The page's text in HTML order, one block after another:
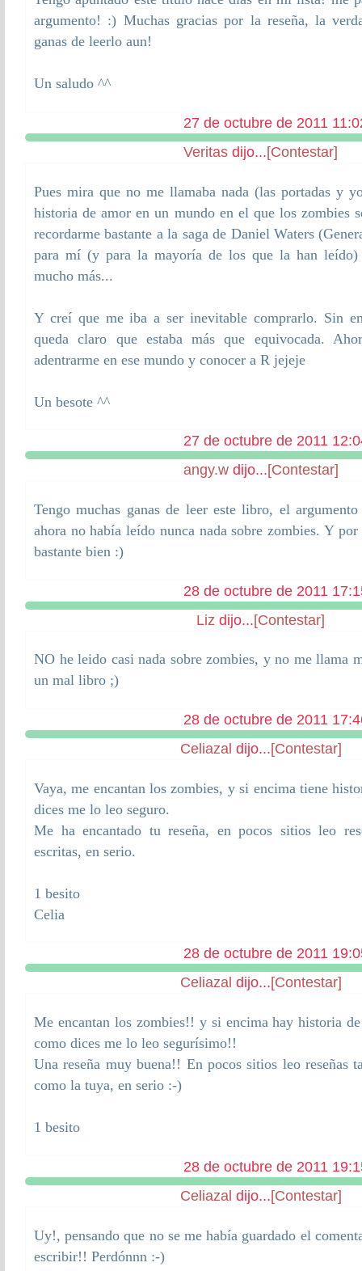
argumento! :) Muchas gracias por la reseña, la
ganas de leerlo aun!
Un saludo ^^
27 de octubre de 2011
Veritas dijo...[Contestar]
Pues mira que no me llamaba nada (las portadas y
historia de amor en un mundo en el que los zombies
recordarme bastante a la saga de Daniel Waters
para mí (y para la mayoría de los que la han leído)
mucho más...
Y creí que me iba a ser inevitable comprarlo. Sin
queda claro que estaba más que equivocada.
adentrarme en ese mundo y conocer a R jejeje
Un besote ^^
27 de octubre de 2011
angy.wdijo...[Contestar]
Tengo muchas ganas de leer este libro, el
ahora no había leído nunca nada sobre zombies. Y
bastante bien :)
28 de octubre de 2011
Liz dijo...[Contestar]
NO he leido casi nada sobre zombies, y no me llama
un mal libro ;)
28 de octubre de 2011
Celiazal dijo...[Contestar]
Vaya, me encantan los zombies, y si encima tiene
dices me lo leo seguro.
Me ha encantado tu reseña, en pocos sitios leo
escritas, en serio.
1 besito
Celia
28 de octubre de 2011
Celiazal dijo...[Contestar]
Me encantan los zombies!! y si encima hay historia
como dices me lo leo segurísimo!!
Una reseña muy buena!! En pocos sitios leo reseñas
como la tuya, en serio :-)
1 besito
28 de octubre de 2011
Celiazal dijo...[Contestar]
Uy!, pensando que no se me había guardado el
escribir!! Perdónnn :-)